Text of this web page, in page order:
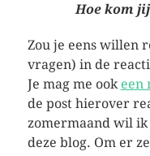
Hoe kom
Zou je eens willen
vragen) in de
Je mag me ook een
de post hierover
zomermaand wil ik
deze blog. Om er